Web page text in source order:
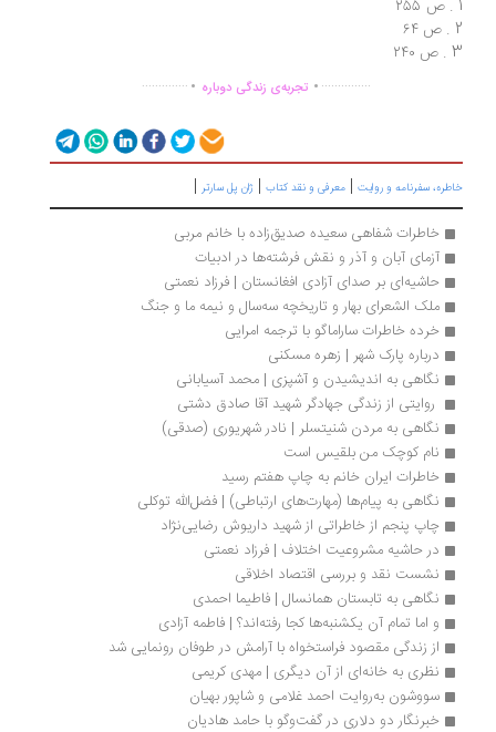
...............
. تجربه‌ی زندگی دوباره.
..............
سفرنامه‌ و روایت|معرفی و نقد کتاب|ژان پل سارتر|
خاطرات شفاهی سعیده صدیق‌زاده با خانم مربی
آزمای آبان و آذر و نقش فرشته‌ها در ادبیات
حاشیه‌ای بر صدای آزادی افغانستان | فرزاد نعمتی
ملک الشعرای بهار و تاریخچه سه‌سال و نیمه ما و جنگ
خرده‌ خاطرات ساراماگو با ترجمه امرایی
درباره پارک شهر | زهره مسکنی
نگاهی به اندیشیدن و آشپزی | محمد آسیابانی
روایتی از زندگی جهادگر شهید آقا صادق دشتی
نگاهی به مردن شنیتسلر | نادر شهریوری (صدقی)
نام کوچک من بلقیس است
خاطرات ایران خانم به چاپ هفتم رسید
نگاهی به پیام‌ها (مهارت‌های ارتباطی) | فضل‌الله توکلی
چاپ پنجم از خاطراتی از شهید داریوش رضایی‌نژاد
در حاشیه مشروعیت اختلاف | فرزاد نعمتی
نشست نقد و بررسی اقتصاد اخلاقی
نگاهی به تابستان همانسال | فاطیما احمدی
و اما تمام آن یکشنبه‌ها کجا رفته‌اند؟ | فاطمه آزادی
از زندگی مقصود فراستخواه با آرامش در طوفان رونمایی شد
نظری به خانه‌ای از آن دیگری | مهدی کریمی
سووشون به‌روایت احمد غلامی و شاپور بهیان
خبرنگار دو دلاری در گفت‌وگو با حامد هادیان